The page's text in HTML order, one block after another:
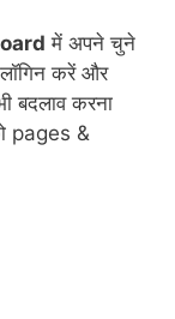
में अपने चुने
करें और
बदलाव करना
pages &